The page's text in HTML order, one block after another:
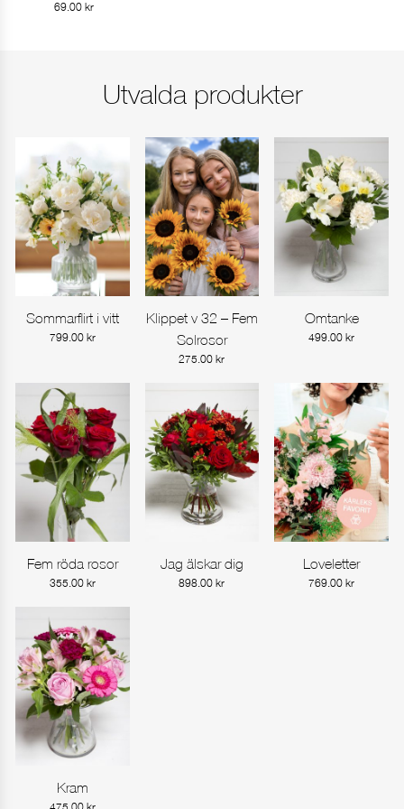
69.00 kr
Utvalda produkter
Gå till produkt
Sommarflirt i vitt
799.00 kr
Gå till produkt
Klippet v 32 – Fem
Solrosor
275.00kr
Gå till produkt
Omtanke
499.00kr
Gå till produkt
Fem röda rosor
355.00 kr
Gå till produkt
Jag älskar dig
898.00kr
Gå till produkt
Loveletter
769.00kr
Gå till produkt
Kram